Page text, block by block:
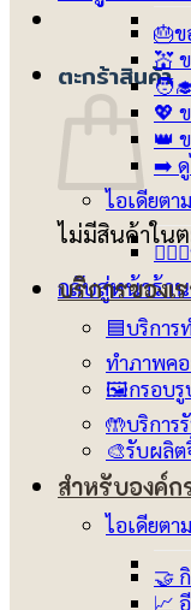
ตะกร้าสินค้า
ไม่มีสินค้าในต
กลับสู่หน้าร้า
🎂ข
💒
💖
👑
➡️ ดู
ไอเดียตา
บริการของเ
🟦บริการ
ทำภาพค
🖼️กรอบรู
🤲บริการ
🎨รับผลิ
สำหรับองค์ก
ไอเดียตา
🤝
📈